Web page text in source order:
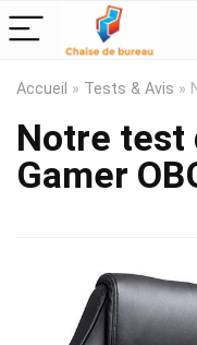
Accueil » Tests & Avis »
Notre test
Gamer